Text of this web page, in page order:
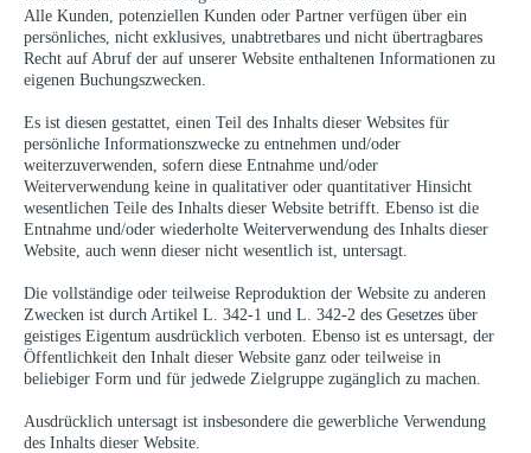
Alle Kunden, potenziellen Kunden oder Partner verfügen über ein
persönliches, nicht exklusives, unabtretbares und nicht übertragbares
Recht auf Abruf der auf unserer Website enthaltenen Informationen zu
eigenen Buchungszwecken.
Es ist diesen gestattet, einen Teil des Inhalts dieser Websites für
persönliche Informationszwecke zu entnehmen und/oder
weiterzuverwenden, sofern diese Entnahme und/oder
Weiterverwendung keine in qualitativer oder quantitativer Hinsicht
wesentlichen Teile des Inhalts dieser Website betrifft. Ebenso ist die
Entnahme und/oder wiederholte Weiterverwendung des Inhalts dieser
Website, auch wenn dieser nicht wesentlich ist, untersagt.
Die vollständige oder teilweise Reproduktion der Website zu anderen
Zwecken ist durch Artikel L. 342-1 und L. 342-2 des Gesetzes über
geistiges Eigentum ausdrücklich verboten. Ebenso ist es untersagt, der
Öffentlichkeit den Inhalt dieser Website ganz oder teilweise in
beliebiger Form und für jedwede Zielgruppe zugänglich zu machen.
Ausdrücklich untersagt ist insbesondere die gewerbliche Verwendung
des Inhalts dieser Website.